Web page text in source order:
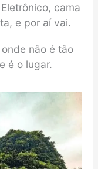
cama
e por aí vai.
não é tão
é o lugar.